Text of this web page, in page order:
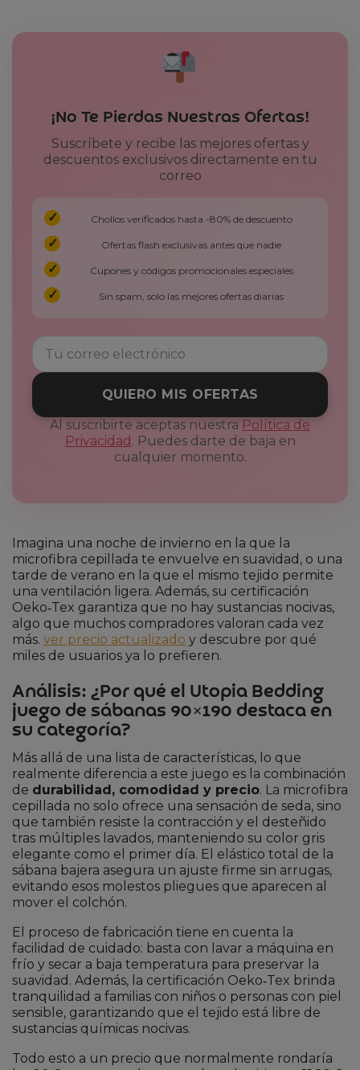
¡No Te Pierdas Nuestras Ofertas!
Suscríbete y recibe las mejores ofertas y
descuentos exclusivos directamente en tu
correo
Chollos verificados hasta -80% de descuento
Ofertas flash exclusivas antes que nadie
Cupones y códigos promocionales especiales
Sin spam, solo las mejores ofertas diarias
QUIERO MIS OFERTAS
Al suscribirte aceptas nuestra Política de
Privacidad . Puedes darte de baja en
cualquier momento.
Imagina una noche de invierno en la que la
microfibra cepillada te envuelve en suavidad, o una
tarde de verano en la que el mismo tejido permite
una ventilación ligera. Además, su certificación
Oeko‑Tex garantiza que no hay sustancias nocivas,
algo que muchos compradores valoran cada vez
más. ver precio actualizado y descubre por qué
miles de usuarios ya lo prefieren.
Análisis: ¿Por qué el Utopia Bedding
juego de sábanas 90×190 destaca en
su categoría?
Más allá de una lista de características, lo que
realmente diferencia a este juego es la combinación
de durabilidad, comodidad y precio. La microfibra
cepillada no solo ofrece una sensación de seda, sino
que también resiste la contracción y el desteñido
tras múltiples lavados, manteniendo su color gris
elegante como el primer día. El elástico total de la
sábana bajera asegura un ajuste firme sin arrugas,
evitando esos molestos pliegues que aparecen al
mover el colchón.
El proceso de fabricación tiene en cuenta la
facilidad de cuidado: basta con lavar a máquina en
frío y secar a baja temperatura para preservar la
suavidad. Además, la certificación Oeko‑Tex brinda
tranquilidad a familias con niños o personas con piel
sensible, garantizando que el tejido está libre de
sustancias químicas nocivas.
Todo esto a un precio que normalmente rondaría